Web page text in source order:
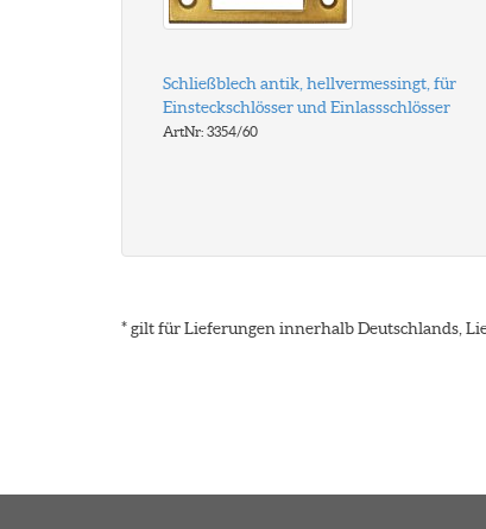
Schließblech antik, hellvermessingt, für
Einsteckschlösser und Einlassschlösser
ArtNr: 3354/60
* gilt für Lieferungen innerhalb Deutschlands,